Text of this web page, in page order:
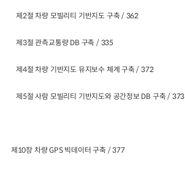
제2절 차량 모빌리티 기반지도 구축 / 362
제3절 관측교통량 DB 구축 / 335
제4절 차량 기반지도 유지보수 체계 구축 / 372
제5절 사람 모빌리티 기반지도와 공간정보 DB 구축 / 373
제10장 차량 GPS 빅데이터 구축 / 377